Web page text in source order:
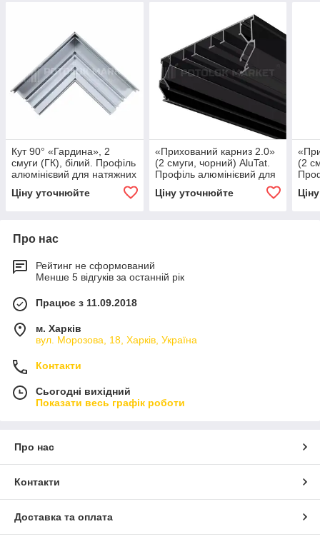
Кут 90° «Гардина», 2
смуги (ГК), білий. Профіль
алюмінієвий для натяжних
Ціну уточнюйте
«Прихований карниз 2.0»
(2 смуги, чорний) AluTat.
Профіль алюмінієвий для
Ціну уточнюйте
(2
Про нас
Рейтинг не сформований
Менше 5 відгуків за останній рік
Працює з 11.09.2018
м. Харків
вул. Морозова, 18, Харків, Україна
Контакти
Сьогодні вихідний
Показати весь графік роботи
Про нас
Контакти
Доставка та оплата